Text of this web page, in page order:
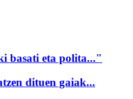
basati eta polita..."
dituen gaiak...